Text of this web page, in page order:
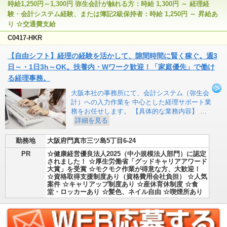
時給1,250円～1,300円 弥生会計が触れる方：時給 1,300円 ～ 経理経
験・会計システム経験、または簿記2級保持者：時給 1,250円 ～ 昇給あ
り ☆交通費支給
C0417-HKR
【自由シフト】経理の経験を活かして、隙間時間に賢く稼ぐ。週3
日～・1日3h～OK。扶養内・Wワーク歓迎！「家庭優先」で働け
る経理事務。
大阪本社の事務所にて、会計システム（弥生会
計）への入力作業を 中心とした経理サポート業
務をお任せします。 【具体的な業務内容】 …
詳細を見る
勤務地
大阪府門真市三ツ島5丁目6-24
PR
☆健康経営優良法人2025（中小規模法人部門）に認定
されました！ ☆厚生労働省「グッドキャリアアワード
大賞」を受賞 ☆モクモク作業が得意な方、大歓迎！
☆資格取得支援制度あり（資格費用会社負担） ☆人気
案件 ☆キャリアップ制度あり ☆産休育休制度 ☆食
堂・ロッカーあり ☆髪色、ネイル自由 ☆喫煙所あり